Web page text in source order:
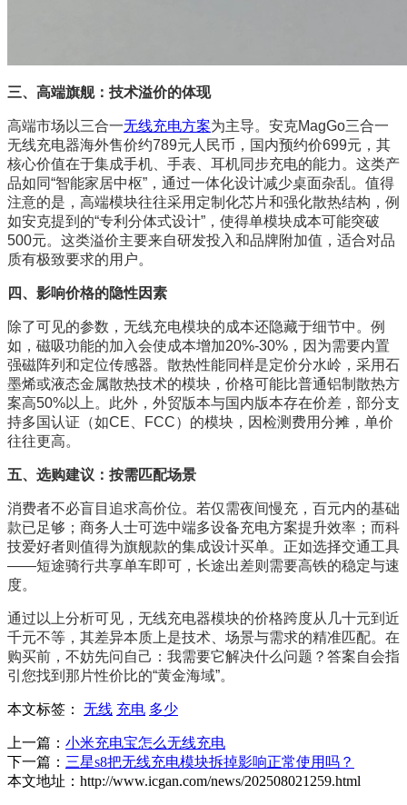
三、高端旗舰：技术溢价的体现
高端市场以三合一无线充电方案为主导。安克MagGo三合一
无线充电器海外售价约789元人民币，国内预约价699元，其
核心价值在于集成手机、手表、耳机同步充电的能力。这类产
品如同“智能家居中枢”，通过一体化设计减少桌面杂乱。值得
注意的是，高端模块往往采用定制化芯片和强化散热结构，例
如安克提到的“专利分体式设计”，使得单模块成本可能突破
500元。这类溢价主要来自研发投入和品牌附加值，适合对品
质有极致要求的用户。
四、影响价格的隐性因素
除了可见的参数，无线充电模块的成本还隐藏于细节中。例
如，磁吸功能的加入会使成本增加20%-30%，因为需要内置
强磁阵列和定位传感器。散热性能同样是定价分水岭，采用石
墨烯或液态金属散热技术的模块，价格可能比普通铝制散热方
案高50%以上。此外，外贸版本与国内版本存在价差，部分支
持多国认证（如CE、FCC）的模块，因检测费用分摊，单价
往往更高。
五、选购建议：按需匹配场景
消费者不必盲目追求高价位。若仅需夜间慢充，百元内的基础
款已足够；商务人士可选中端多设备充电方案提升效率；而科
技爱好者则值得为旗舰款的集成设计买单。正如选择交通工具
——短途骑行共享单车即可，长途出差则需要高铁的稳定与速
度。
通过以上分析可见，无线充电器模块的价格跨度从几十元到近
千元不等，其差异本质上是技术、场景与需求的精准匹配。在
购买前，不妨先问自己：我需要它解决什么问题？答案自会指
引您找到那片性价比的“黄金海域”。
本文标签： 无线 充电 多少
上一篇： 小米充电宝怎么无线充电
下一篇： 三星s8把无线充电模块拆掉影响正常使用吗？
本文地址：http://www.icgan.com/news/202508021259.html